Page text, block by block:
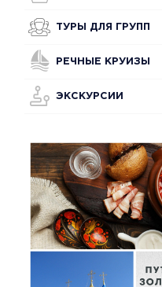
ТУРЫ ДЛЯ ГРУПП
РЕЧНЫЕ КРУИЗЫ
ЭКСКУРСИИ